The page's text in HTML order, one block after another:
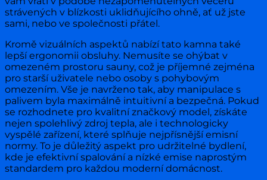
strávených v blízkosti uklidňujícího ohně, ať už jste
sami, nebo ve společnosti přátel.
Kromě vizuálních aspektů nabízí tato kamna také
lepší ergonomii obsluhy. Nemusíte se ohýbat v
omezeném prostoru sauny, což je příjemné zejména
pro starší uživatele nebo osoby s pohybovým
omezením. Vše je navrženo tak, aby manipulace s
palivem byla maximálně intuitivní a bezpečná. Pokud
se rozhodnete pro kvalitní značkový model, získáte
nejen spolehlivý zdroj tepla, ale i technologicky
vyspělé zařízení, které splňuje nejpřísnější emisní
normy. To je důležitý aspekt pro udržitelné bydlení,
kde je efektivní spalování a nízké emise naprostým
standardem pro každou moderní domácnost.